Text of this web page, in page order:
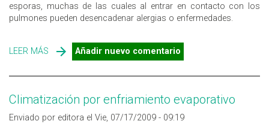
esporas, muchas de las cuales al entrar en contacto con los
pulmones pueden desencadenar alergias o enfermedades.
LEER MÁS SOBRE EL AIRE ESTÁ LLENO DE HONGOS
Añadir nuevo comentario
Climatización por enfriamiento evaporativo
Enviado por editora el Vie, 07/17/2009 - 09:19